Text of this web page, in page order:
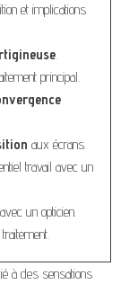
et implications
.
principal.
aux écrans.
travail avec un
avec un opticien.
à des sensations